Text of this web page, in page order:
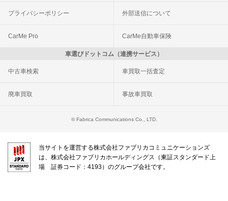
プライバシーポリシー 外部送信について
CarMe Pro CarMe自動車保険
車選びドットコム（連携サービス）
中古車検索 車買取一括査定
廃車買取 事故車買取
© Fabrica Communications Co., LTD.
当サイトを運営する株式会社ファブリカコミュニケーションズ
は、株式会社ファブリカホールディングス（東証スタンダード上
場 証券コード：4193）のグループ会社です。